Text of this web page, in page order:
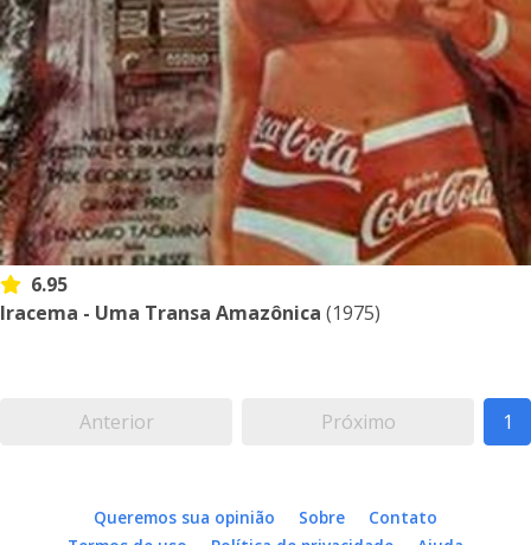
6.95
Iracema - Uma Transa Amazônica (1975)
Anterior Próximo 1
Queremos sua opinião Sobre
Contato